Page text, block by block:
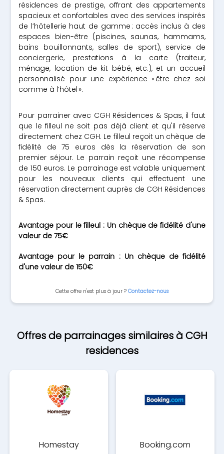
résidences de prestige, offrant des appartements
spacieux et confortables avec des services inspirés
de l’hôtellerie haut de gamme : accès inclus à des
espaces bien-être (piscines, saunas, hammams,
bains bouillonnants, salles de sport), service de
conciergerie, prestations à la carte (traiteur,
ménage, location de kit bébé, etc.), et un accueil
personnalisé pour une expérience « être chez soi
comme à l’hôtel ».
Pour parrainer avec CGH Résidences & Spas, il faut
que le filleul ne soit pas déjà client et qu'il réserve
directement chez CGH. Le filleul reçoit un chèque de
fidélité de 75 euros dès la réservation de son
premier séjour. Le parrain reçoit une récompense
de 150 euros. Le parrainage est valable uniquement
pour les nouveaux clients qui effectuent une
réservation directement auprès de CGH Résidences
& Spas.
Avantage pour le filleul : Un chèque de fidélité d'une
valeur de 75€
Avantage pour le parrain : Un chèque de fidélité
d'une valeur de 150€
Cette offre n'est plus à jour ? Contactez-nous
Offres de parrainages similaires à CGH
residences
Homestay Booking.com